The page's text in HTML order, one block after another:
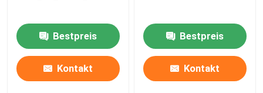
Bestpreis
Kontakt
Bestpreis
Kontakt